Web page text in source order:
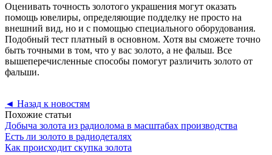
Оценивать точность золотого украшения могут оказать
помощь ювелиры, определяющие подделку не просто на
внешний вид, но и с помощью специального оборудования.
Подобный тест платный в основном. Хотя вы сможете точно
быть точными в том, что у вас золото, а не фальш. Все
вышеперечисленные способы помогут различить золото от
фальши.
◄ Назад к новостям
Похожие статьи
Добыча золота из радиолома в масштабах производства
Есть ли золото в радиодеталях
Как происходит скупка золота